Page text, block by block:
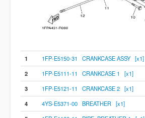
1
1FP-E5150-31 CRANKCASE ASSY [x1]
2
1FP-E5111-11 CRANKCASE 1 [x1]
3
1FP-E5121-11 CRANKCASE 2 [x1]
4
4YS-E5371-00 BREATHER [x1]